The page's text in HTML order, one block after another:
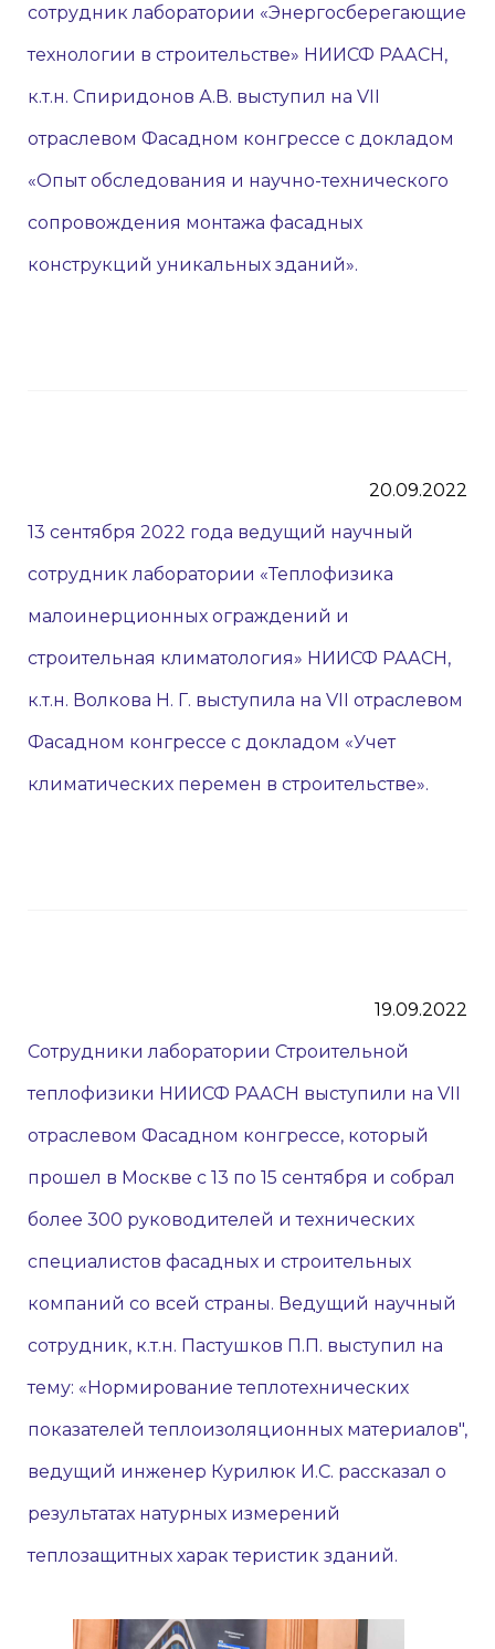
сотрудник лаборатории «Энергосберегающие
технологии в строительстве» НИИСФ РААСН,
к.т.н. Спиридонов А.В. выступил на VII
отраслевом Фасадном конгрессе с докладом
«Опыт обследования и научно-технического
сопровождения монтажа фасадных
конструкций уникальных зданий».
20.09.2022
13 сентября 2022 года ведущий научный
сотрудник лаборатории «Теплофизика
малоинерционных ограждений и
строительная климатология» НИИСФ РААСН,
к.т.н. Волкова Н. Г. выступила на VII отраслевом
Фасадном конгрессе с докладом «Учет
климатических перемен в строительстве».
19.09.2022
Сотрудники лаборатории Строительной
теплофизики НИИСФ РААСН выступили на VII
отраслевом Фасадном конгрессе, который
прошел в Москве с 13 по 15 сентября и собрал
более 300 руководителей и технических
специалистов фасадных и строительных
компаний со всей страны. Ведущий научный
сотрудник, к.т.н. Пастушков П.П. выступил на
тему: «Нормирование теплотехнических
показателей теплоизоляционных материалов",
ведущий инженер Курилюк И.С. рассказал о
результатах натурных измерений
теплозащитных харак теристик зданий.